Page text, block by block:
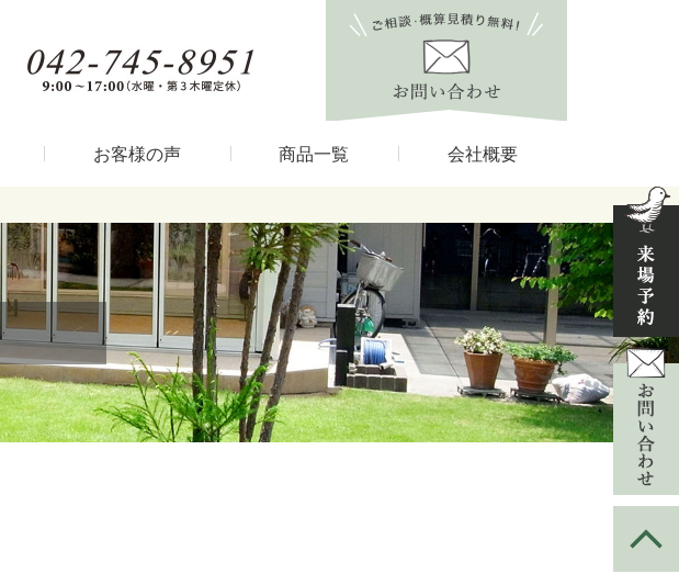
お客様の声 商品一覧 会社概要